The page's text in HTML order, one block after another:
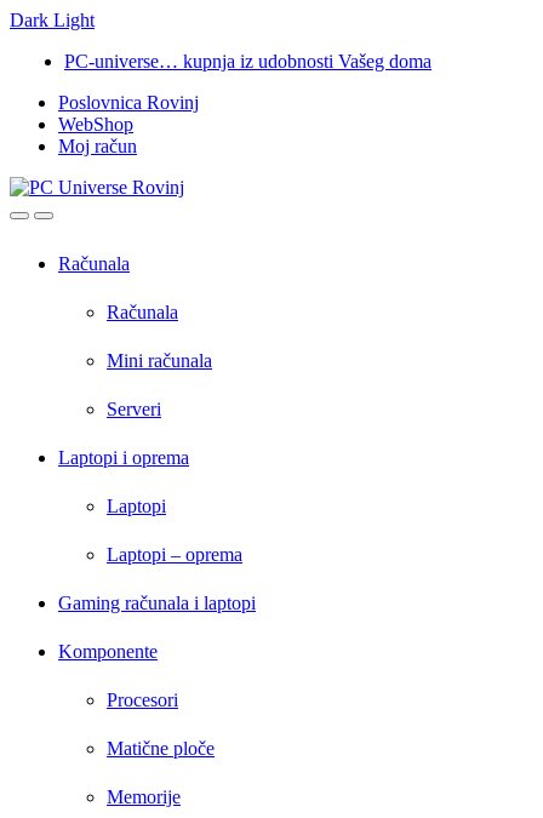
Dark Light
navigation
content
PC-universe… kupnja iz udobnosti Vašeg doma
Poslovnica Rovinj
WebShop
Moj račun
OpenClose
Računala
Računala
Mini računala
Serveri
Laptopi i oprema
Laptopi
Laptopi – oprema
Gaming računala i laptopi
Komponente
Procesori
Matične ploče
Memorije